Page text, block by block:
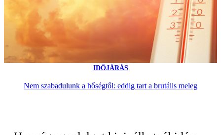
IDŐJÁRÁS
Nem szabadulunk a hőségtől: eddig tart a brutális meleg